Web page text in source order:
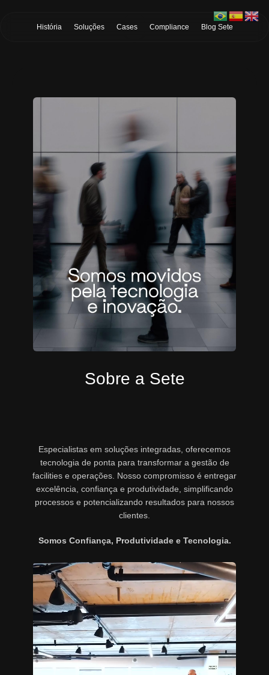
História Soluções Cases Compliance Blog Sete
Sobre a Sete
Especialistas em soluções integradas, oferecemos
tecnologia de ponta para transformar a gestão de
facilities e operações. Nosso compromisso é entregar
excelência, confiança e produtividade, simplificando
processos e potencializando resultados para nossos
clientes.
Somos Confiança, Produtividade e Tecnologia.